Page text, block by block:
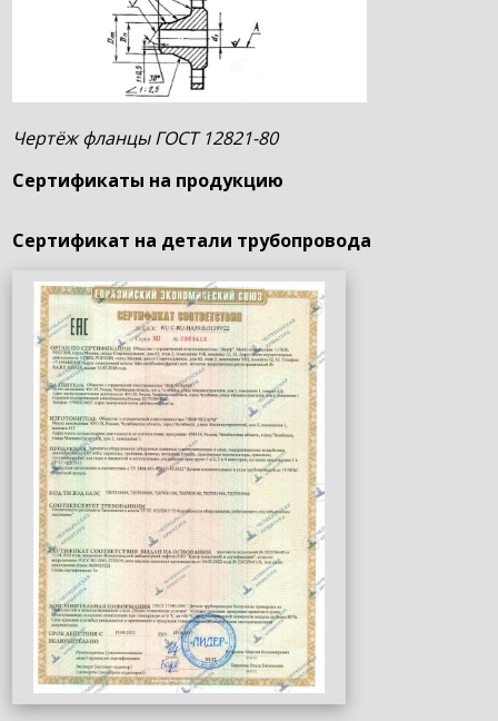
Чертёж фланцы ГОСТ 12821-80
Сертификаты на продукцию
Сертификат на детали трубопровода